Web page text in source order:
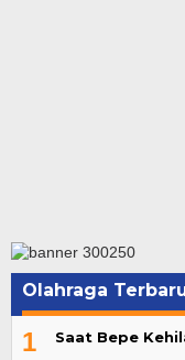
Olahraga
1 Saat Bepe